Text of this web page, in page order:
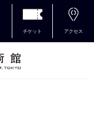
チケット アクセス